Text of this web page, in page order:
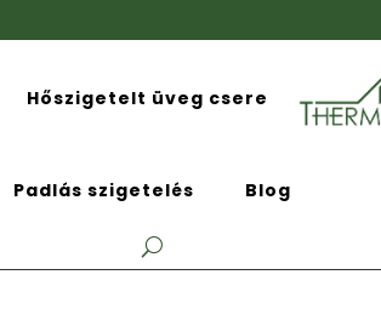
Hőszigetelt üveg csere
Padlás szigetelés Blog